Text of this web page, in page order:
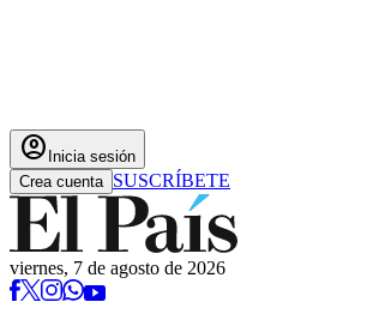
account_circle Inicia sesión
Crea cuenta SUSCRÍBETE
viernes, 7 de agosto de 2026